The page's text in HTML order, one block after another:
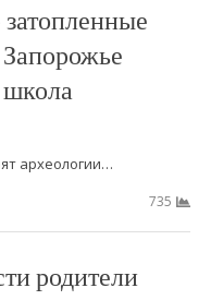
школа
археологии…
735
родители